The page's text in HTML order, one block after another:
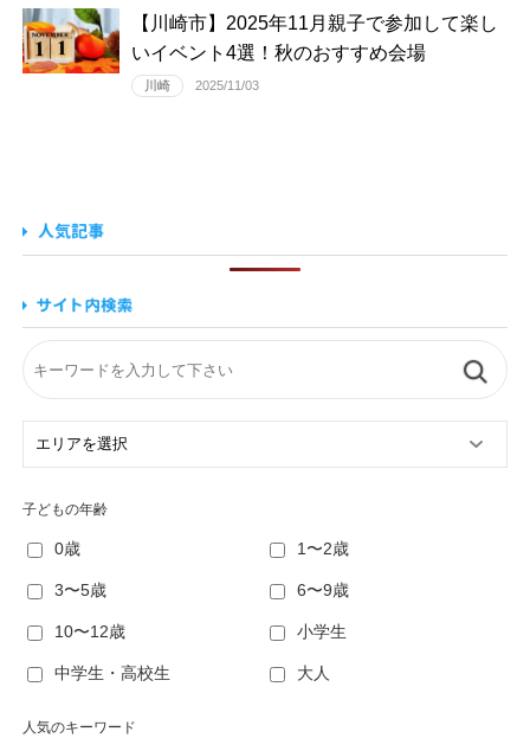
【川崎市】2025年11月親子で参加して楽し
いイベント4選！秋のおすすめ会場
川崎 2025/11/03
子どもの年齢
0歳 1〜2歳
3〜5歳 6〜9歳
10〜12歳 小学生
中学生・高校生 大人
人気のキーワード